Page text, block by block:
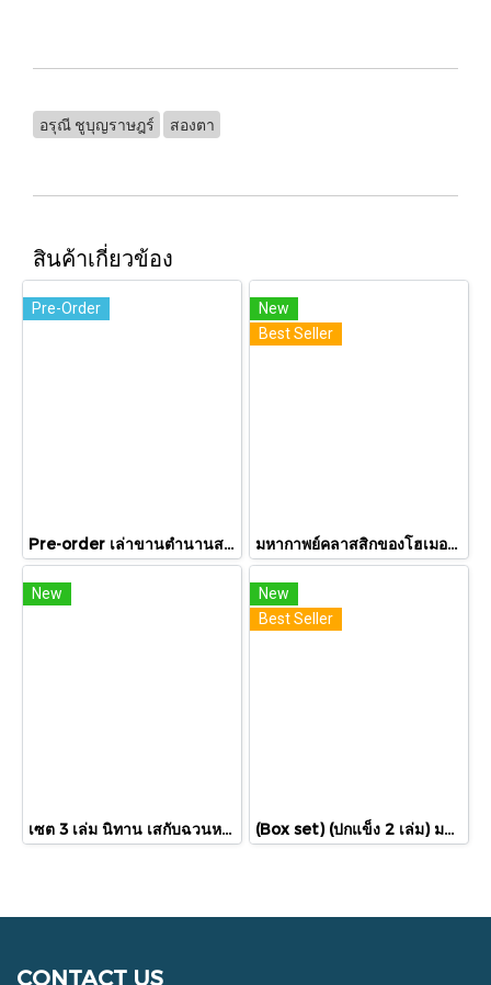
อรุณี ชูบุญราษฎร์ สองตา
สินค้าเกี่ยวข้อง
Pre-Order
Pre-order เล่าขานตำนานสงครามกรุงทรอย Troy / Stephen Fry / อรสิริ พลเดช / สารคดี
New
Best Seller
มหากาพย์คลาสสิกของโฮเมอร์ อีเลียด + โอดิสซีย์ 2 เล่ม Iliad & Odyssey / Homer / ต้นฉบับอังกฤษ: ซามูเอล บัตเลอร์/ผู้แปล ไอริสา ชั้นศิริ / ยิปซี Gypsy
New
เซต 3 เล่ม นิทาน เสกับฉวนหาบ้านใหม่ + เสผจญภัย + ฉวนผจญภัย / ศรีสุรางค์ พูลทรัพย์ / ขวัญเจ้าเอย
New
Best Seller
(Box set) (ปกแข็ง 2 เล่ม) มหากาพย์อิเลียดและโอดิสซี The Iliad & The Odyssey (ปกแข็ง 2 เล่ม) / โฮเมอร์ Homer / เวธัส, สุริยฉัตร / ทับหนังสือ
CONTACT US